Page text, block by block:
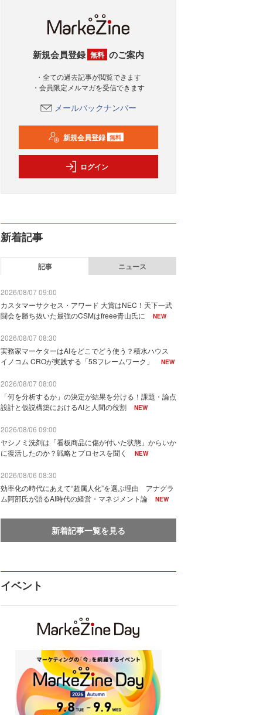
新規会員登録 無料 のご案内
・全ての過去記事が閲覧できます
・会員限定メルマガを受信できます
メールバックナンバー
新規会員登録 無料
ログイン
新着記事
記事 ニュース
2026/08/07 09:00
カスタマーサクセス・アワード 大賞はNEC！天下一武
闘会を勝ち抜いた最強のCSMはfreee青山氏に
NEW
2026/08/07 08:30
実務家マーケターはAIをどこでどう使う？積水ハウス
イノコム CROが実践する「5Sフレームワーク」
NEW
2026/08/07 08:00
「何を分析するか」の決定が結果を分ける！課題・論点
設計と仮説構築におけるAIと人間の役割
NEW
2026/08/06 09:00
ヤシノミ洗剤は「看板商品に傷が付いた状態」からいか
に復活したのか？戦略とプロセスを聞く
NEW
2026/08/06 08:30
効率化の時代にあえて“超属人化”を選ぶ理由 アナグラ
ム阿部氏が語るAI時代の経営・マネジメント論
NEW
新着記事一覧を見る
イベント